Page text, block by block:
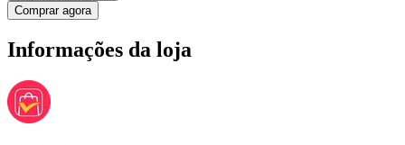
Comprar agora
Informações da loja